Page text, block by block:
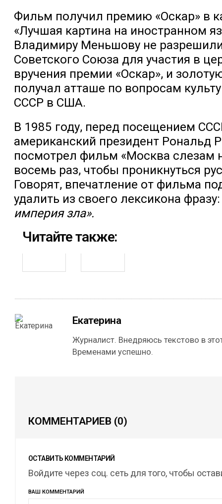
Фильм получил премию «Оскар» в
«Лучшая картина на иностранном
Владимиру Меньшову не
Советского Союза для участия в
вручения премии «Оскар», и
получал атташе по вопросам
СССР в США.
В 1985 году, перед посещением
американский президент Рональд
посмотрел фильм «Москва слезам
восемь раз, чтобы проникнуться
Говорят, впечатление от фильма
удалить из своего лексикона
империя зла».
Читайте также:
Екатерина
Журналист. Внедряюсь текстово в
Временами успешно.
КОММЕНТАРИЕВ (0)
ОСТАВИТЬ КОММЕНТАРИЙ
Войдите через соц. сеть для того, чтобы
ВАШ КОММЕНТАРИЙ